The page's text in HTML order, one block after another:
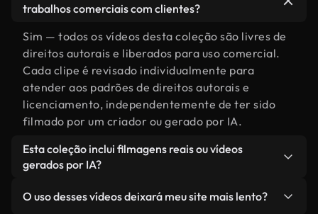
trabalhos comerciais com clientes?
Sim — todos os vídeos desta coleção são livres de
direitos autorais e liberados para uso comercial.
Cada clipe é revisado individualmente para
atender aos padrões de direitos autorais e
licenciamento, independentemente de ter sido
filmado por um criador ou gerado por IA.
Esta coleção inclui filmagens reais ou vídeos
gerados por IA?
por filmagens reais, feitas por humanos,
O uso desses vídeos deixará meu site mais lento?